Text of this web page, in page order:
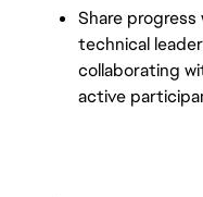
Share
technical
collaborating
active